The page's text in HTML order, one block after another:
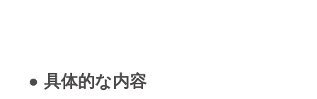
● 具体的な内容